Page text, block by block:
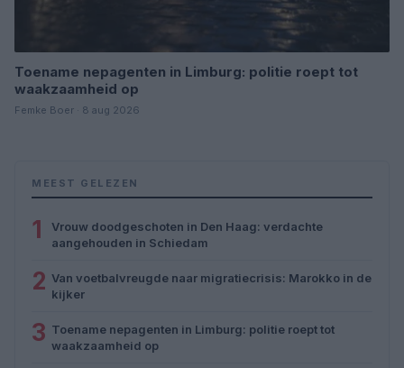
Toename nepagenten in Limburg: politie roept tot
waakzaamheid op
Femke Boer · 8 aug 2026
MEEST GELEZEN
1
Vrouw doodgeschoten in Den Haag: verdachte
aangehouden in Schiedam
2 Van voetbalvreugde naar migratiecrisis: Marokko in de
kijker
3 Toename nepagenten in Limburg: politie roept tot
waakzaamheid op